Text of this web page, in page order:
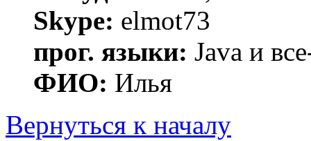
Skype: elmot73
прог. языки: Java и
ФИО: Илья
Вернуться к началу